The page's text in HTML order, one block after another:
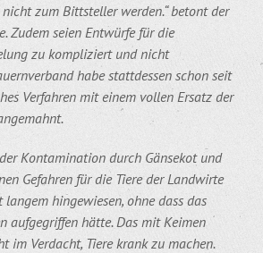
zum Bittsteller werden.“ betont der
Zudem seien Entwürfe für die
zu kompliziert und nicht
habe stattdessen schon seit
Verfahren mit einem vollen Ersatz der
Kontamination durch Gänsekot und
Gefahren für die Tiere der Landwirte
hingewiesen, ohne dass das
aufgegriffen hätte. Das mit Keimen
im Verdacht, Tiere krank zu machen.